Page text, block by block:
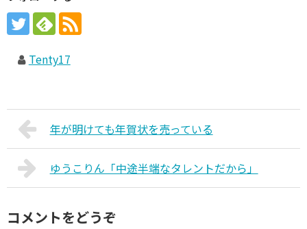
Tenty17
年が明けても年賀状を売っている
ゆうこりん「中途半端なタレントだから」
コメントをどうぞ